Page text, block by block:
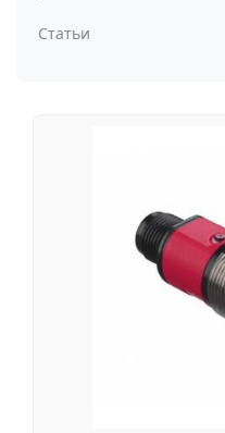
Статьи